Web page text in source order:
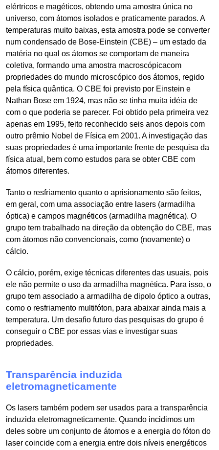
elértricos e magéticos, obtendo uma amostra única no
universo, com átomos isolados e praticamente parados. A
temperaturas muito baixas, esta amostra pode se converter
num condensado de Bose-Einstein (CBE) – um estado da
matéria no qual os átomos se comportam de maneira
coletiva, formando uma amostra macroscópicacom
propriedades do mundo microscópico dos átomos, regido
pela física quântica. O CBE foi previsto por Einstein e
Nathan Bose em 1924, mas não se tinha muita idéia de
com o que poderia se parecer. Foi obtido pela primeira vez
apenas em 1995, feito reconhecido seis anos depois com
outro prêmio Nobel de Física em 2001. A investigação das
suas propriedades é uma importante frente de pesquisa da
física atual, bem como estudos para se obter CBE com
átomos diferentes.
Tanto o resfriamento quanto o aprisionamento são feitos,
em geral, com uma associação entre lasers (armadilha
óptica) e campos magnéticos (armadilha magnética). O
grupo tem trabalhado na direção da obtenção do CBE, mas
com átomos não convencionais, como (novamente) o
cálcio.
O cálcio, porém, exige técnicas diferentes das usuais, pois
ele não permite o uso da armadilha magnética. Para isso, o
grupo tem associado a armadilha de dipolo óptico a outras,
como o resfriamento multifóton, para abaixar ainda mais a
temperatura. Um desafio futuro das pesquisas do grupo é
conseguir o CBE por essas vias e investigar suas
propriedades.
Transparência induzida
eletromagneticamente
Os lasers também podem ser usados para a transparência
induzida eletromagneticamente. Quando incidimos um
deles sobre um conjunto de átomos e a energia do fóton do
laser coincide com a energia entre dois níveis energéticos